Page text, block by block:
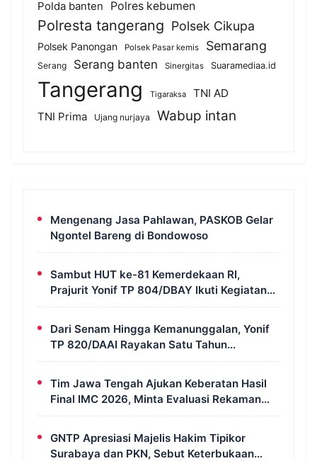
Polda banten
Polres kebumen
Polresta tangerang Polsek Cikupa
Polsek Panongan Polsek Pasar kemis Semarang
Serang Serang banten Sinergitas Suaramediaa.id
Tangerang Tigaraksa
TNI AD
TNI Prima
Ujang nurjaya Wabup intan
Mengenang Jasa Pahlawan, PASKOB Gelar
Ngontel Bareng di Bondowoso
Sambut HUT ke-81 Kemerdekaan RI,
Prajurit Yonif TP 804/DBAY Ikuti Kegiatan
Donor Darah
Dari Senam Hingga Kemanunggalan, Yonif
TP 820/DAAI Rayakan Satu Tahun
Pengabdian dengan Semangat
Kebersamaan
Tim Jawa Tengah Ajukan Keberatan Hasil
Final IMC 2026, Minta Evaluasi Rekaman
dan Scorecard Juri
GNTP Apresiasi Majelis Hakim Tipikor
Surabaya dan PKN, Sebut Keterbukaan